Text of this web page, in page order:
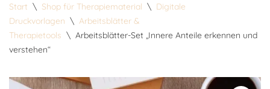
Start \ Shop für Therapiematerial \ Digitale
Druckvorlagen \ Arbeitsblätter &
Therapietools \ Arbeitsblätter-Set „Innere Anteile erkennen und
verstehen“